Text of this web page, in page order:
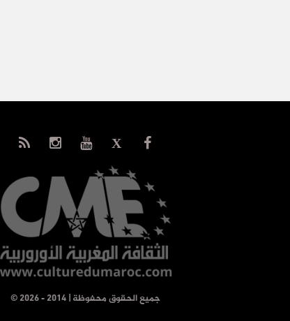
© جميع الحقوق محفوظة | 2014 - 2026